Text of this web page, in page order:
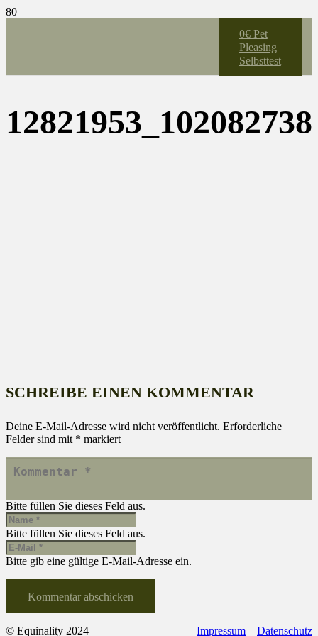
0€ Pet
Pleasing
Selbsttest
SCHREIBE EINEN KOMMENTAR
Deine E-Mail-Adresse wird nicht veröffentlicht. Erforderliche
Felder sind mit * markiert
Bitte füllen Sie dieses Feld aus.
Bitte füllen Sie dieses Feld aus.
Bitte gib eine gültige E-Mail-Adresse ein.
Kommentar abschicken
© Equinality 2024 Impressum Datenschutz